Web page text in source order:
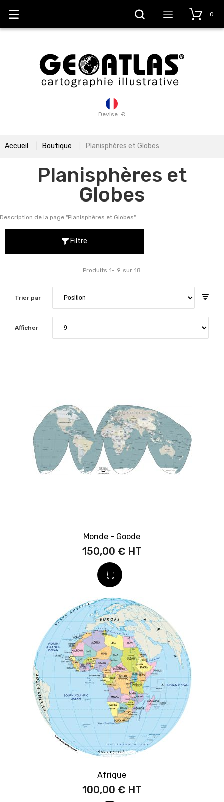
Devise: €
0
Accueil Boutique Planisphères et Globes
Planisphères et
Globes
Description de la page "Planisphères et Globes"
Filtre
Trier par
Produits 1- 9 sur 18
Afficher
Monde - Goode
150,00 €
Afrique
100,00 €